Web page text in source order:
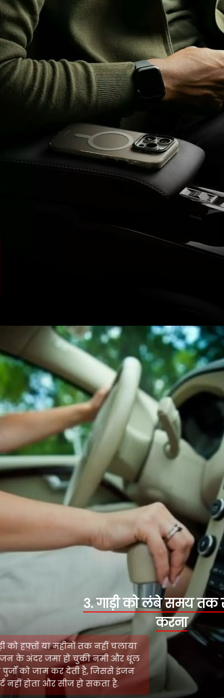
3. गाड़ी को लंबे समय तक स्टार्ट न
करना
अगर गाड़ी को हफ्तों या महीनों तक नहीं चलाया
गया तो इंजन के अंदर जमा हो चुकी नमी और धूल
इंजन के पुर्जों को जाम कर देती है, जिससे इंजन
स्टार्ट नहीं होता और सीज हो सकता है.